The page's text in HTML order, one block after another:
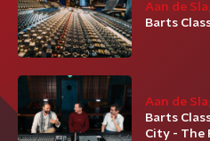
Aan de
Barts
Aan de
Barts
City - The